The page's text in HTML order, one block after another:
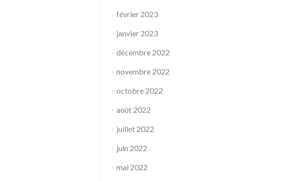
février 2023
janvier 2023
décembre 2022
novembre 2022
octobre 2022
août 2022
juillet 2022
juin 2022
mai 2022